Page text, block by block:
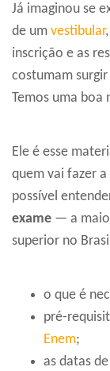
Já imaginou se
de um vestibular
inscrição e as
costumam
Temos uma
Ele é esse
quem vai fazer
possível
exame — a
superior no
o que é
pré-
Enem;
as datas